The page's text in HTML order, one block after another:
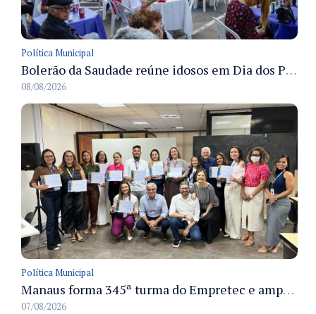
Política Municipal
Bolerão da Saudade reúne idosos em Dia dos Pais promovido pela Fundação Dr. Thomas em Manaus
08/08/2026
Política Municipal
Manaus forma 345ª turma do Empretec e amplia qualificação de empreendedores na cidade
07/08/2026